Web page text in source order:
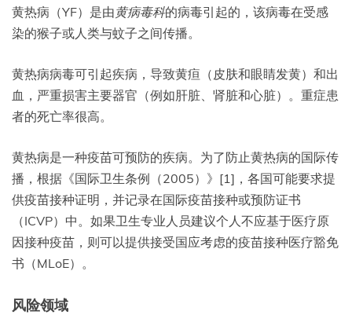
黄热病（YF）是由黄病毒科的病毒引起的，该病毒在受感
染的猴子或人类与蚊子之间传播。
黄热病病毒可引起疾病，导致黄疸（皮肤和眼睛发黄）和出
血，严重损害主要器官（例如肝脏、肾脏和心脏）。重症患
者的死亡率很高。
黄热病是一种疫苗可预防的疾病。为了防止黄热病的国际传
播，根据《国际卫生条例（2005）》[1]，各国可能要求提
供疫苗接种证明，并记录在国际疫苗接种或预防证书
（ICVP）中。如果卫生专业人员建议个人不应基于医疗原
因接种疫苗，则可以提供接受国应考虑的疫苗接种医疗豁免
书（MLoE）。
风险领域